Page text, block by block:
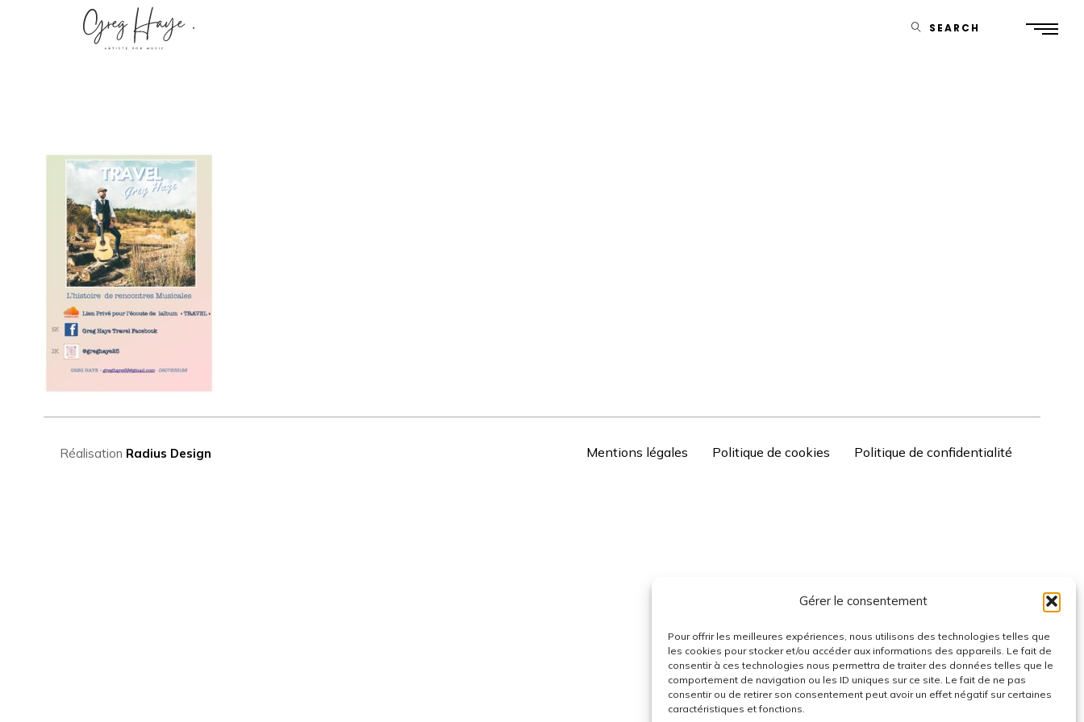
Gérer le consentement
Pour offrir les meilleures expériences, nous utilisons des technologies telles que
les cookies pour stocker et/ou accéder aux informations des appareils. Le fait de
consentir à ces technologies nous permettra de traiter des données telles que le
comportement de navigation ou les ID uniques sur ce site. Le fait de ne pas
consentir ou de retirer son consentement peut avoir un effet négatif sur certaines
caractéristiques et fonctions.
SEARCH
Réalisation Radius Design Mentions légales Politique de cookies Politique de confidentialité